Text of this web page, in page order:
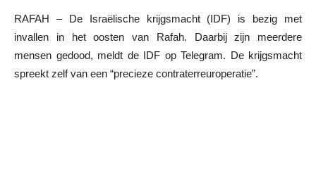
RAFAH – De Israëlische krijgsmacht (IDF) is bezig met
invallen in het oosten van Rafah. Daarbij zijn meerdere
mensen gedood, meldt de IDF op Telegram. De krijgsmacht
spreekt zelf van een “precieze contraterreuroperatie”.